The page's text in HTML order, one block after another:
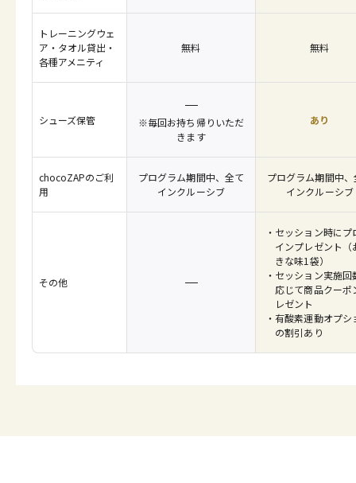
トレーニングウェ
ア・タオル貸出・
各種アメニティ
無料 無料
シューズ保管
※毎回お持ち帰りいただ
きます
あり
chocoZAPのご利
用
プログラム期間中、全て
インクルーシブ
プログラム期間中
インクルーシブ
その他
セッション時にプ
インプレゼント（
きな味1袋）
セッション実施回
応じて商品クーポ
レゼント
有酸素運動オプシ
の割引あり